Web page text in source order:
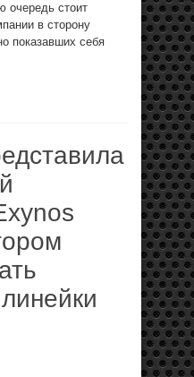
очередь стоит
в сторону
показавших себя